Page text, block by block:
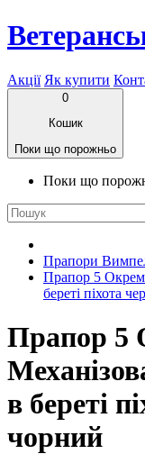
Акції Як купити
0
Кошик
Поки що порожньо
Поки що
Прапори
Прапор 5
береті піхота
Прапор 5
в береті
чорний